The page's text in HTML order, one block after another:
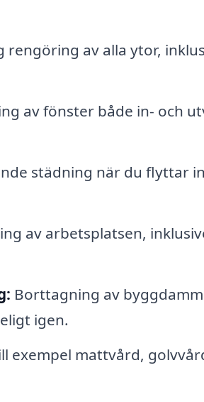
rengöring av alla ytor,
av fönster både in- och
städning när du flyttar
av arbetsplatsen,
Borttagning av
igen.
exempel mattvård,